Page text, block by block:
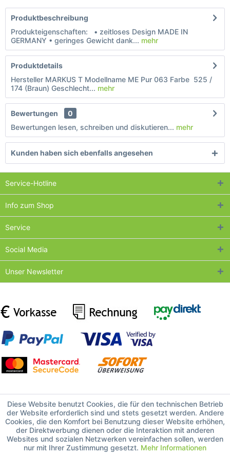
Produktbeschreibung
Produkteigenschaften: • zeitloses Design MADE IN
GERMANY • geringes Gewicht dank... mehr
Produktdetails
Hersteller MARKUS T Modellname ME Pur 063 Farbe 525 /
174 (Braun) Geschlecht... mehr
Bewertungen
0
Bewertungen lesen, schreiben und diskutieren... mehr
Kunden haben sich ebenfalls angesehen
Service-Hotline
Info zum Shop
Service
Social Media
Unser Newsletter
Diese Website benutzt Cookies, die für den technischen Betrieb
der Website erforderlich sind und stets gesetzt werden. Andere
Cookies, die den Komfort bei Benutzung dieser Website erhöhen,
der Direktwerbung dienen oder die Interaktion mit anderen
Websites und sozialen Netzwerken vereinfachen sollen, werden
nur mit Ihrer Zustimmung gesetzt. Mehr Informationen